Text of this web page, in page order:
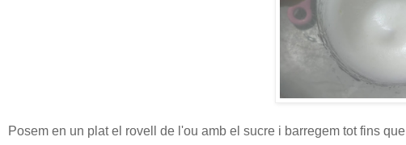
Posem en un plat el rovell de l'ou amb el sucre i barregem tot fins